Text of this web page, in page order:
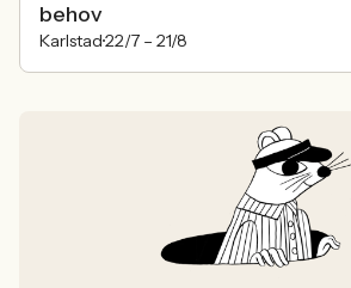
behov
Karlstad22/7 – 21/8